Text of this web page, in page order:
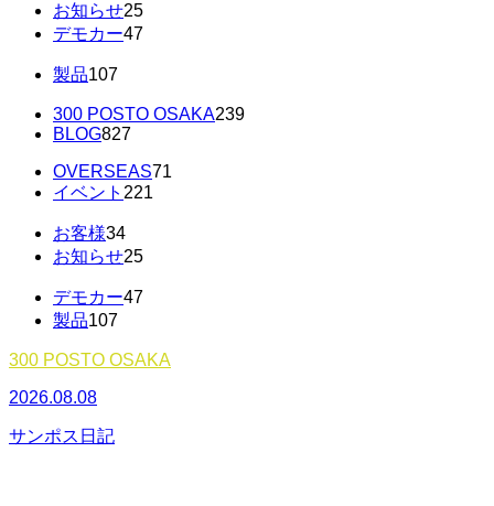
お知らせ25
デモカー47
製品107
300 POSTO OSAKA239
BLOG827
OVERSEAS71
イベント 221
お客様34
お知らせ25
デモカー47
製品107
300 POSTO OSAKA
2026.08.08
サンポス日記